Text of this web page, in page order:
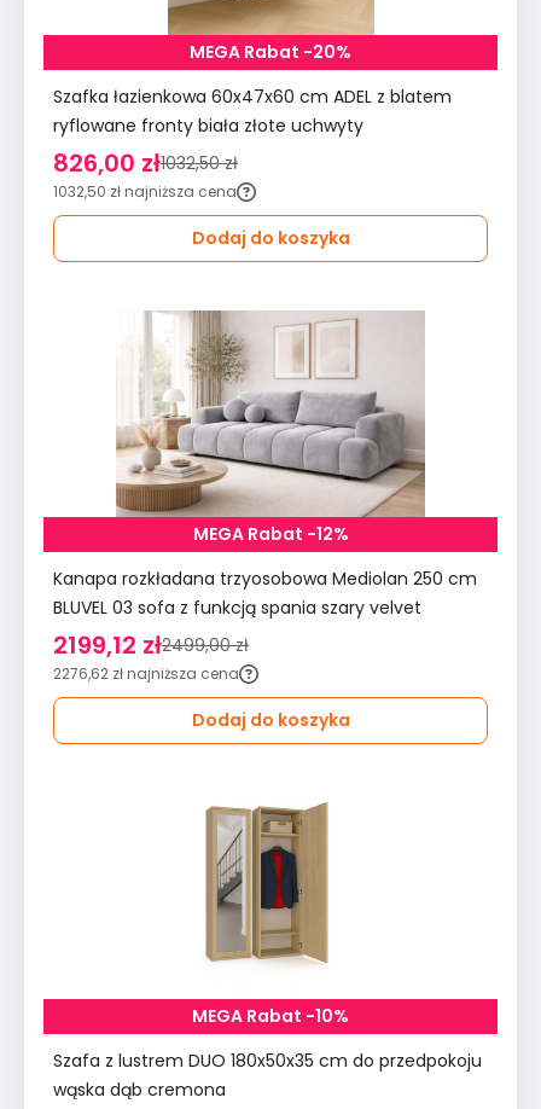
MEGA Rabat -20%
Szafka łazienkowa 60x47x60 cm ADEL z blatem
ryflowane fronty biała złote uchwyty
826,00 zł1032,50 zł
1032,50 zł najniższa cena
Dodaj do koszyka
MEGA Rabat -12%
Kanapa rozkładana trzyosobowa Mediolan 250 cm
BLUVEL 03 sofa z funkcją spania szary velvet
2199,12 zł2499,00 zł
2276,62 zł najniższa cena
Dodaj do koszyka
MEGA Rabat -10%
Szafa z lustrem DUO 180x50x35 cm do przedpokoju
wąska dąb cremona